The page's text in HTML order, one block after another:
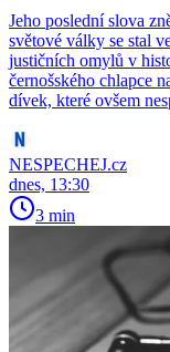
Jeho poslední slova
světové války se stal
justičních omylů v
černošského chlapce
dívek, které ovšem
NESPECHEJ.cz
dnes, 13:30
3 min